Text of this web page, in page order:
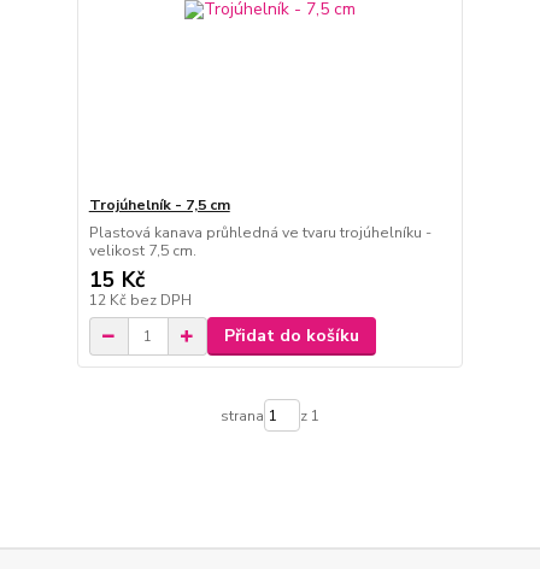
Trojúhelník - 7,5 cm
Plastová kanava průhledná ve tvaru trojúhelníku -
velikost 7,5 cm.
15 Kč
12 Kč bez DPH
Přidat do košíku
strana z 1